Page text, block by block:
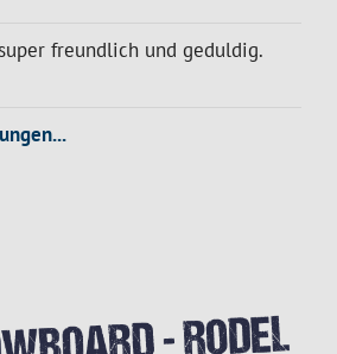
freundlich und geduldig.